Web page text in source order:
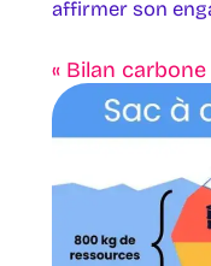
affirmer son
« Bilan